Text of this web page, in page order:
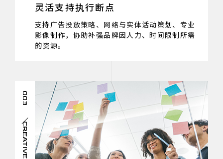
灵活支持执行断点
支持广告投放策略、网络与实体活动策划、专业
影像制作，协助补强品牌因人力、时间限制所需
的资源。
003
CREATIVE